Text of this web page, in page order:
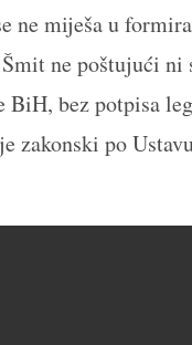
ne miješa u
ne poštujući
BiH, bez potpisa
zakonski po